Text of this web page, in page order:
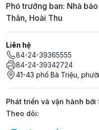
Phó trưởng ban: Nhà
Thân, Hoài Thu
Liên hệ
84-24-39365555
84-24-39342724
41-43 phố Bà Triệu,
Phát triển và vận hành bởi
Mạng xã hội
Theo dõi: